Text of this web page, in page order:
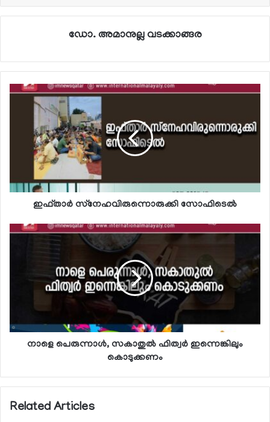
ഡോ. അമാനുല്ല വടക്കാങ്ങര
ഇഫ്താര്‍ സ്‌നേഹവിരുന്നൊരുക്കി സോഫിടെല്‍
നാളെ പെരുന്നാള്‍, സകാതുല്‍ ഫിത്വര്‍ ഇന്നെങ്കിലും
കൊടുക്കണം
Related Articles